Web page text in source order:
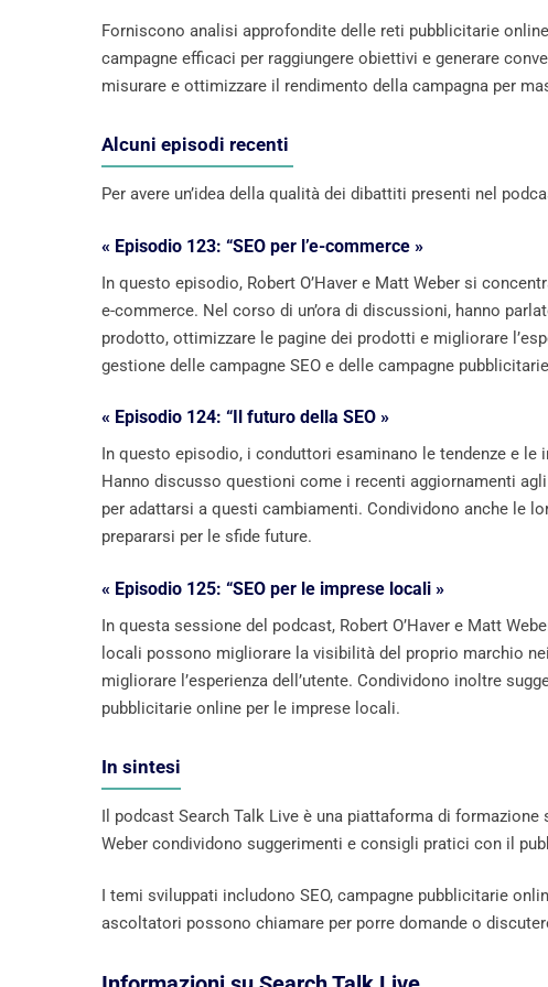
Forniscono analisi approfondite delle reti pubblicitarie
campagne efficaci per raggiungere obiettivi e generare
misurare e ottimizzare il rendimento della campagna per
Alcuni episodi recenti
Per avere un’idea della qualità dei dibattiti presenti nel
« Episodio 123: “SEO per l’e-commerce »
In questo episodio, Robert O’Haver e Matt Weber si
e-commerce. Nel corso di un’ora di discussioni, hanno
prodotto, ottimizzare le pagine dei prodotti e migliorare
gestione delle campagne SEO e delle campagne
« Episodio 124: “Il futuro della SEO »
In questo episodio, i conduttori esaminano le tendenze e le
Hanno discusso questioni come i recenti aggiornamenti
per adattarsi a questi cambiamenti. Condividono anche le
prepararsi per le sfide future.
« Episodio 125: “SEO per le imprese locali »
In questa sessione del podcast, Robert O’Haver e Matt
locali possono migliorare la visibilità del proprio marchio
migliorare l’esperienza dell’utente. Condividono inoltre
pubblicitarie online per le imprese locali.
In sintesi
Il podcast Search Talk Live è una piattaforma di
Weber condividono suggerimenti e consigli pratici con il
I temi sviluppati includono SEO, campagne pubblicitarie
ascoltatori possono chiamare per porre domande o